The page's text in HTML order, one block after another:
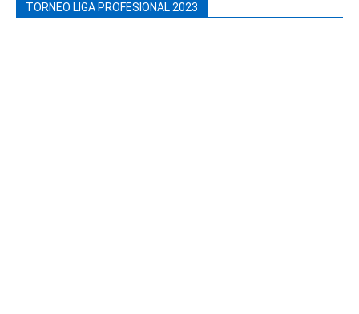
TORNEO LIGA PROFESIONAL 2023